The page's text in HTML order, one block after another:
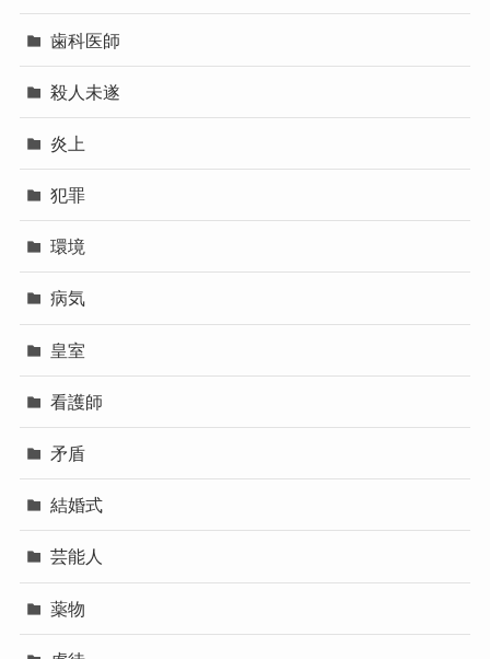
歯科医師
殺人未遂
炎上
犯罪
環境
病気
皇室
看護師
矛盾
結婚式
芸能人
薬物